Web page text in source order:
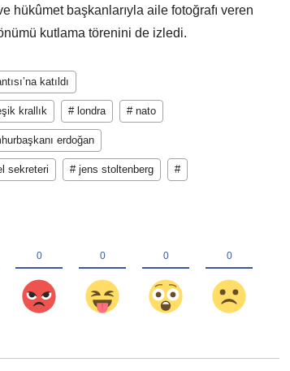
hükûmet başkanlarıyla aile fotoğrafı veren
kutlama törenini de izledi.
katıldı
krallık # londra # nato
erdoğan
sekreteri # jens stoltenberg #